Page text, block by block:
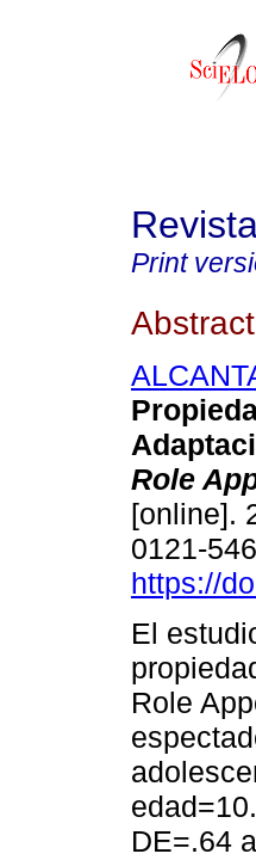
Print
Abstract
Role
[online].
0121-
https://
El
Role
DE=.64